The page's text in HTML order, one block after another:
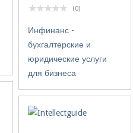
(0)
Инфинанс -
бухгалтерские и
юридические услуги
для бизнеса